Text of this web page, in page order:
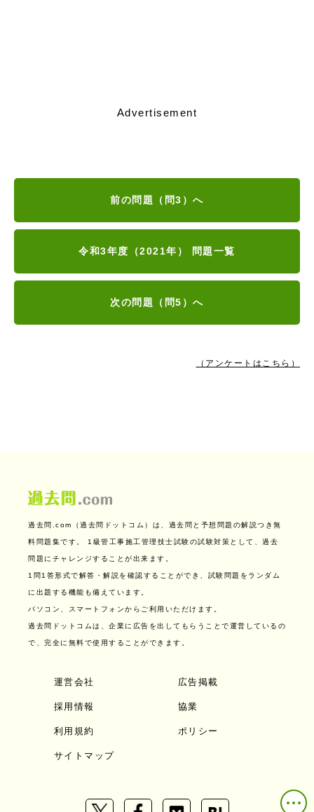
Advertisement
前の問題（問3）へ
令和3年度（2021年） 問題一覧
次の問題（問5）へ
（アンケートはこちら）
過去問.com（過去問ドットコム）は、過去問と予想問題の解説つき無
料問題集です。 1級管工事施工管理技士試験の試験対策として、過去
問題にチャレンジすることが出来ます。
1問1答形式で解答・解説を確認することができ、試験問題をランダム
に出題する機能も備えています。
パソコン、スマートフォンからご利用いただけます。
過去問ドットコムは、企業に広告を出してもらうことで運営しているの
で、完全に無料で使用することができます。
運営会社 広告掲載
採用情報 協業
利用規約 ポリシー
サイトマップ